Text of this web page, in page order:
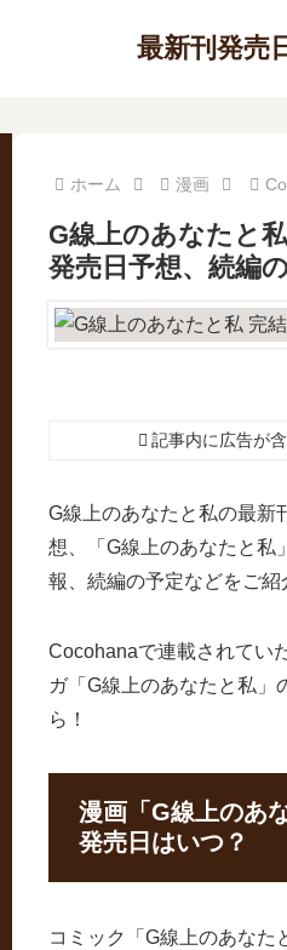
最新刊発売
ホーム 漫画
G線上のあなたと
発売日予想、続編
記事内に広告が
G線上のあなたと私の最新
想、「G線上のあなたと私
報、続編の予定などをご紹
Cocohanaで連載されてい
ガ「G線上のあなたと私」
ら！
漫画「G線上のあ
発売日はいつ？
コミック「G線上のあなた